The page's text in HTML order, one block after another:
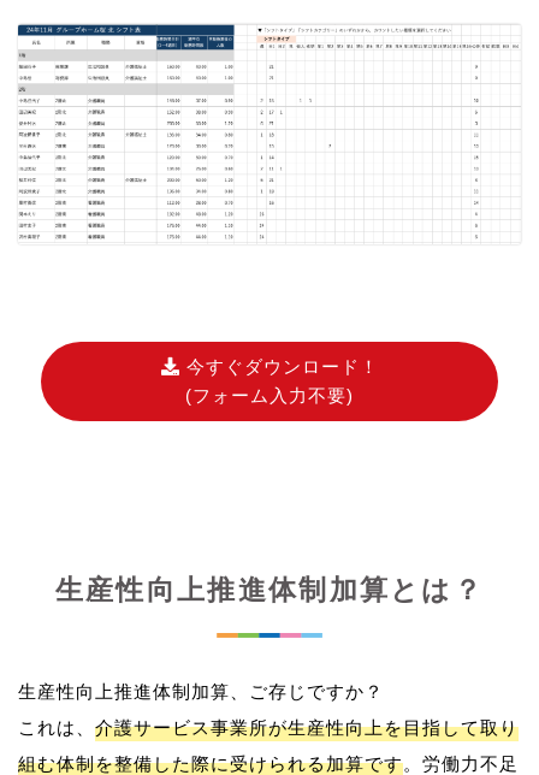
今すぐダウンロード！
(フォーム入力不要)
生産性向上推進体制加算とは？
生産性向上推進体制加算、ご存じですか？
これは、 介護サービス事業所が生産性向上を目指して取り
組む体制を整備した際に受けられる加算です。労働力不足